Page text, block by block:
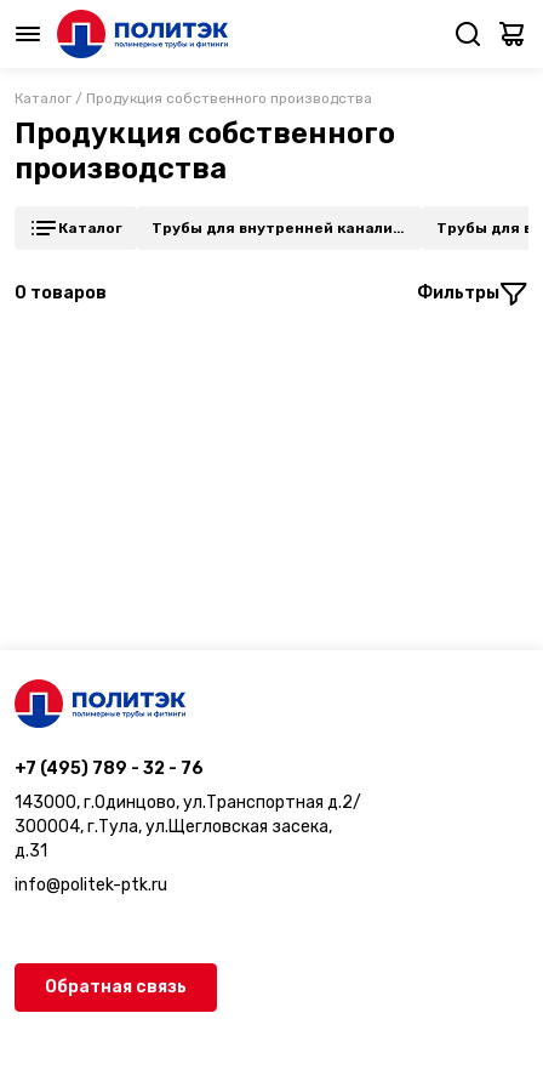
Каталог / Продукция собственного производства
Продукция собственного
производства
Каталог
Трубы для внутренней канализ
Трубы для
0 товаров Фильтры
+7 (495) 789 - 32 - 76
143000, г.Одинцово, ул.Транспортная д.2/
300004, г.Тула, ул.Щегловская засека,
д.31
info@politek-ptk.ru
Обратная связь